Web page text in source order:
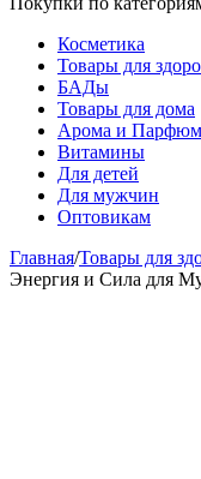
Косметика
Товары для
БАДы
Товары для дома
Арома и Парфюм
Витамины
Для детей
Для мужчин
Оптовикам
Главная/Товары для
Энергия и Сила для